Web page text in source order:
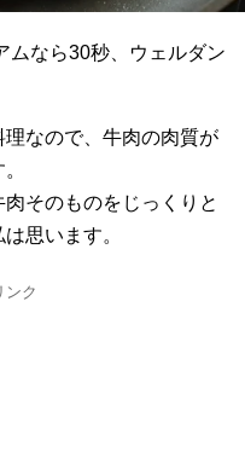
なので、牛肉の肉質が
そのものをじっくりと
思います。
ンク